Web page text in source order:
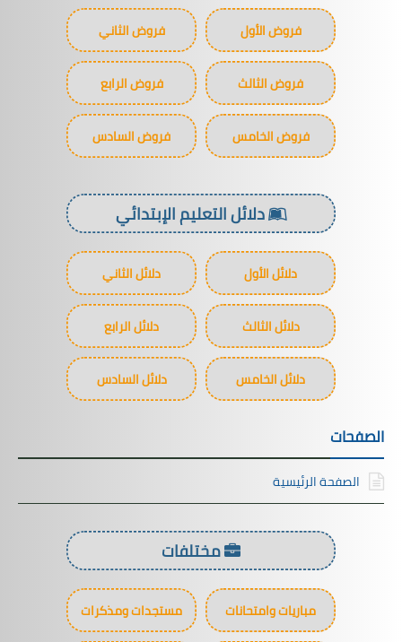
فروض الأول فروض الثاني
فروض الثالث فروض الرابع
فروض الخامس فروض السادس
دلائل التعليم الإبتدائي
دلائل الأول دلائل الثاني
دلائل الثالث دلائل الرابع
دلائل الخامس دلائل السادس
الصفحات
الصفحة الرئيسية
مختلفات
مباريات وامتحانات مستجدات ومذكرات